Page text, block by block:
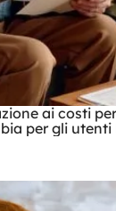
ai costi
per gli utenti